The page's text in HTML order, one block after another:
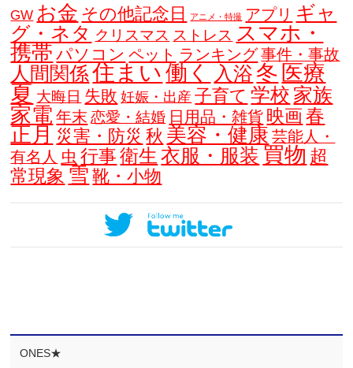
GW お金 その他記念日 アニメ・特撮 アプリ ギャ
グ・ネタ クリスマス ストレス スマホ・
携帯 パソコン ペット ランキング事件・事故
人間関係住まい 働く 入浴 冬 医療
夏 大晦日 失敗 妊娠・出産 子育て 学校 家族
家電 年末 恋愛・結婚 日用品・雑貨 映画 春
正月 災害・防災 秋 美容・健康 芸能人・
有名人 虫 行事 衛生 衣服・服装 買物 超
常現象 雪 靴・小物
ONES★